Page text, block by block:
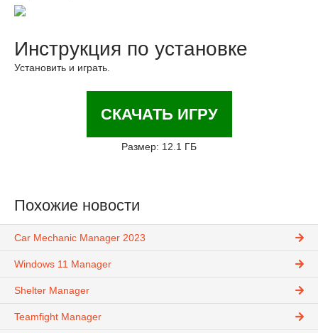
Инструкция по установке
Установить и играть.
СКАЧАТЬ ИГРУ
Размер: 12.1 ГБ
Похожие новости
Car Mechanic Manager 2023
Windows 11 Manager
Shelter Manager
Teamfight Manager